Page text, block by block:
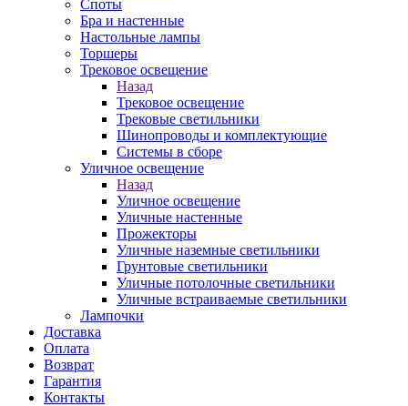
Споты
Бра и настенные
Настольные лампы
Торшеры
Трековое освещение
Назад
Трековое освещение
Трековые светильники
Шинопроводы и комплектующие
Системы в сборе
Уличное освещение
Назад
Уличное освещение
Уличные настенные
Прожекторы
Уличные наземные светильники
Грунтовые светильники
Уличные потолочные светильники
Уличные встраиваемые светильники
Лампочки
Доставка
Оплата
Возврат
Гарантия
Контакты